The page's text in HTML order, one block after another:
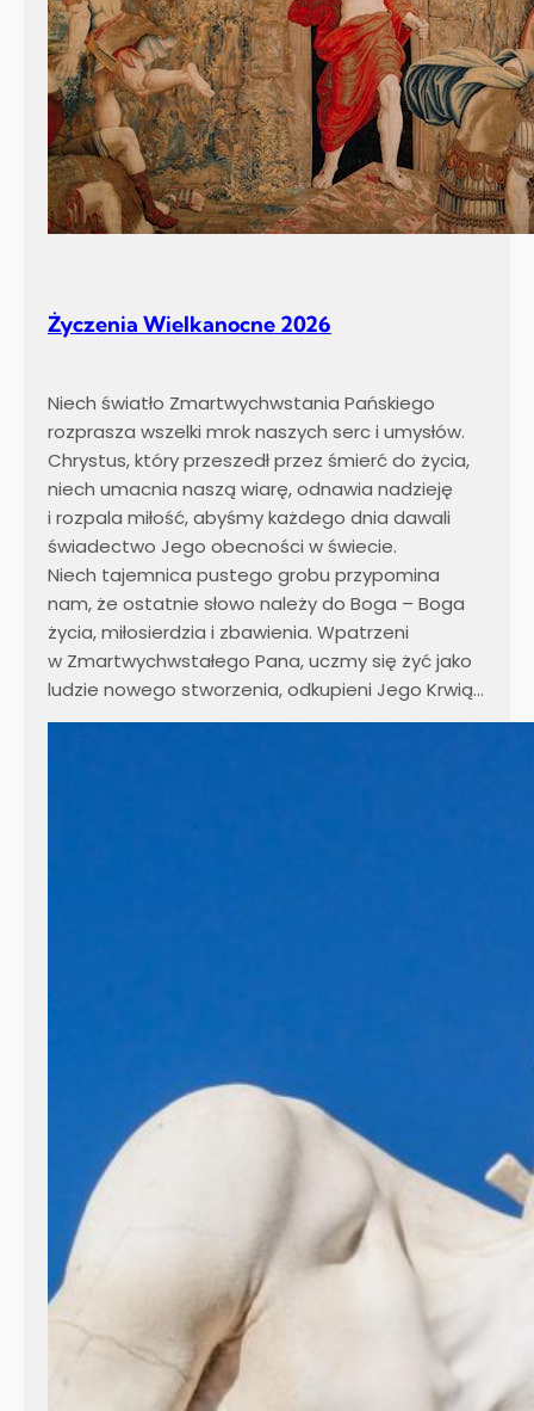
Życzenia Wielkanocne 2026
Niech światło Zmartwychwstania Pańskiego
rozprasza wszelki mrok naszych serc i umysłów.
Chrystus, który przeszedł przez śmierć do życia,
niech umacnia naszą wiarę, odnawia nadzieję
i rozpala miłość, abyśmy każdego dnia dawali
świadectwo Jego obecności w świecie.
Niech tajemnica pustego grobu przypomina
nam, że ostatnie słowo należy do Boga – Boga
życia, miłosierdzia i zbawienia. Wpatrzeni
w Zmartwychwstałego Pana, uczmy się żyć jako
ludzie nowego stworzenia, odkupieni Jego Krwią…